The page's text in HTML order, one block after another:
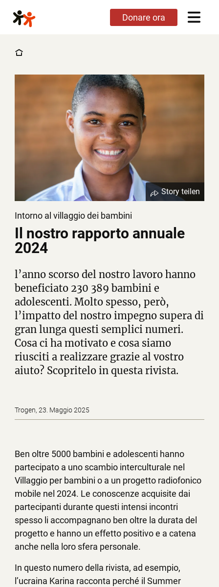
Donare ora
Story teilen
Intorno al villaggio dei bambini
Il nostro rapporto annuale
2024
l’anno scorso del nostro lavoro hanno
beneficiato 230 389 bambini e
adolescenti. Molto spesso, però,
l’impatto del nostro impegno supera di
gran lunga questi semplici numeri.
Cosa ci ha motivato e cosa siamo
riusciti a realizzare grazie al vostro
aiuto? Scopritelo in questa rivista.
Trogen, 23. Maggio 2025
Ben oltre 5000 bambini e adolescenti hanno
partecipato a uno scambio interculturale nel
Villaggio per bambini o a un progetto radiofonico
mobile nel 2024. Le conoscenze acquisite dai
partecipanti durante questi intensi incontri
spesso li accompagnano ben oltre la durata del
progetto e hanno un effetto positivo e a catena
anche nella loro sfera personale.
In questo numero della rivista, ad esempio,
l’ucraina Karina racconta perché il Summer